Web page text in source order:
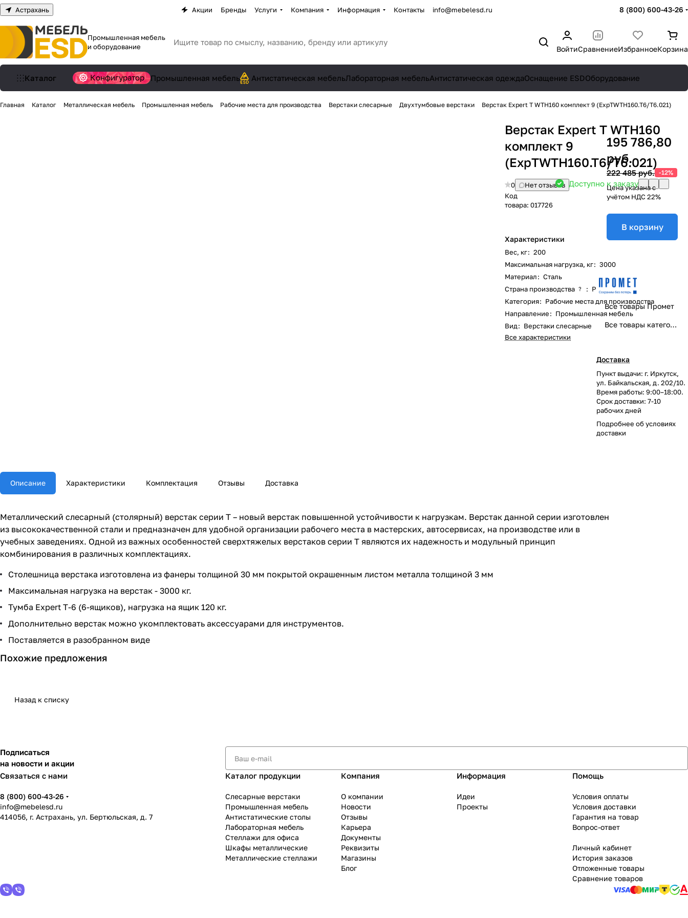
Астрахань Акции Бренды Услуги Компания Информация Контакты info@mebelesd.ru 8 (800) 600-43-26
Промышленная мебель
и оборудование
ВойтиСравнениеИзбранноеКорзина
Каталог Конфигуратор Промышленная мебель Антистатическая мебельЛабораторная мебельАнтистатическая одеждаОснащение ESDОборудование
Главная Каталог Металлическая мебель Промышленная мебель Рабочие места для производства Верстаки слесарные Двухтумбовые верстаки Верстак Expert T WTH160 комплект 9 (ExpTWTH160.T6/T6.021)
Верстак Expert T WTH160
комплект 9
(ExpTWTH160.T6/T6.021)
0
Нет отзывов
Код
товара: 017726
Доступно к заказу
Характеристики
Вес, кг: 200
Максимальная нагрузка, кг: 3000
Материал: Сталь
Страна производства ? : Россия
Категория: Рабочие места для производства
Направление: Промышленная мебель
Вид: Верстаки слесарные
Все характеристики
195 786,80
руб.
222 485 руб. -12%
Цена указана с
учётом НДС 22%
В корзину
Все товары Промет
Все товары категории
Доставка
Пункт выдачи: г. Иркутск,
ул. Байкальская, д. 202/10.
Время работы: 9:00–18:00.
Срок доставки: 7-10
рабочих дней
Подробнее обусловиях
доставки
Описание Характеристики Комплектация Отзывы Доставка
Металлический слесарный (столярный) верстак серии T – новый верстак повышенной устойчивости к нагрузкам. Верстак данной серии изготовлен
из высококачественной стали и предназначен для удобной организации рабочего места в мастерских, автосервисах, на производстве или в
учебных заведениях. Одной из важных особенностей сверхтяжелых верстаков серии T являются их надежность и модульный принцип
комбинирования в различных комплектациях.
Столешница верстака изготовлена из фанеры толщиной 30 мм покрытой окрашенным листом металла толщиной 3 мм
Максимальная нагрузка на верстак - 3000 кг.
Тумба Expert T-6 (6-ящиков), нагрузка на ящик 120 кг.
Дополнительно верстак можно укомплектовать аксессуарами для инструментов.
Поставляется в разобранном виде
Похожие предложения
Назад к списку
Подписаться
на новости и акции
Связаться с нами
8 (800) 600-43-26
info@mebelesd.ru
414056, г. Астрахань, ул. Бертюльская, д. 7
Каталог продукции
Слесарные верстаки
Промышленная мебель
Антистатические столы
Лабораторная мебель
Стеллажи для офиса
Шкафы металлические
Металлические стеллажи
Компания
О компании
Новости
Отзывы
Карьера
Документы
Реквизиты
Магазины
Блог
Информация
Идеи
Проекты
Помощь
Условия оплаты
Условия доставки
Гарантия на товар
Вопрос-ответ
Личный кабинет
История заказов
Отложенные товары
Сравнение товаров